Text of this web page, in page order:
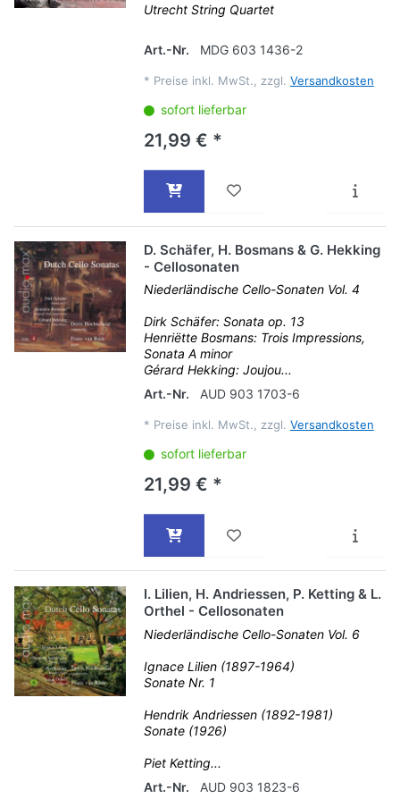
Utrecht String Quartet
Art.-Nr. MDG 603 1436-2
* Preise inkl. MwSt., zzgl. Versandkosten
sofort lieferbar
21,99 € *
D. Schäfer, H. Bosmans & G. Hekking
- Cellosonaten
Niederländische Cello-Sonaten Vol. 4
Dirk Schäfer: Sonata op. 13
Henriëtte Bosmans: Trois Impressions,
Sonata A minor
Gérard Hekking: Joujou...
Art.-Nr.
AUD 903 1703-6
* Preise inkl. MwSt., zzgl. Versandkosten
sofort lieferbar
21,99 € *
I. Lilien, H. Andriessen, P. Ketting & L.
Orthel - Cellosonaten
Niederländische Cello-Sonaten Vol. 6
Ignace Lilien (1897-1964)
Sonate Nr. 1
Hendrik Andriessen (1892-1981)
Sonate (1926)
Piet Ketting...
Art.-Nr.
AUD 903 1823-6